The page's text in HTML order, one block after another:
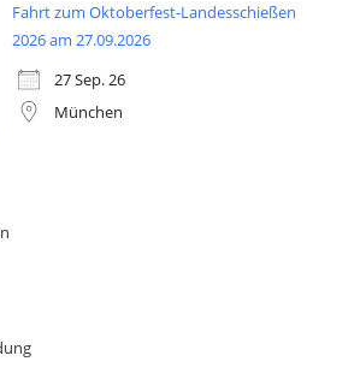
Fahrt zum Oktoberfest-Landesschießen
2026 am 27.09.2026
27 Sep. 26
München